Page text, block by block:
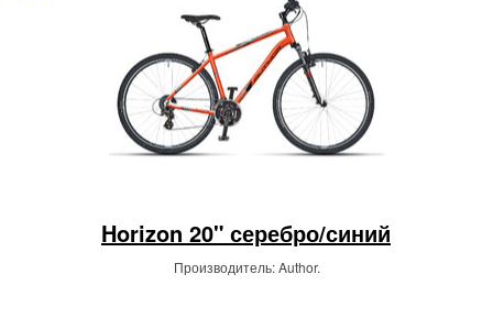
Horizon 20" серебро/синий
Производитель: Author.